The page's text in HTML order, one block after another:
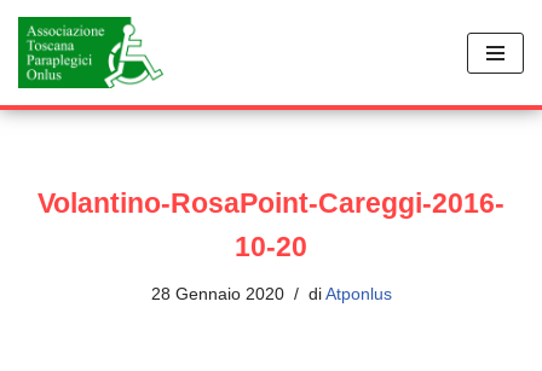
Vai
al
contenuto
Volantino-RosaPoint-Careggi-2016-
10-20
28 Gennaio 2020 di Atponlus